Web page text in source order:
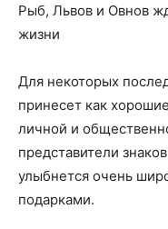
Рыб, Львов и Овнов
жизни
Для некоторых
принесет как
личной и
представители
улыбнется очень
подарками.